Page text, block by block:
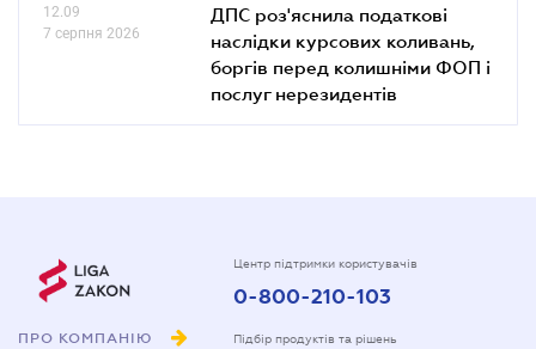
12.09
7 серпня 2026
ДПС роз'яснила податкові
наслідки курсових коливань,
боргів перед колишніми ФОП і
послуг нерезидентів
ПРО КОМПАНІЮ
Центр підтримки користувачів
0-800-210-103
Підбір продуктів та рішень